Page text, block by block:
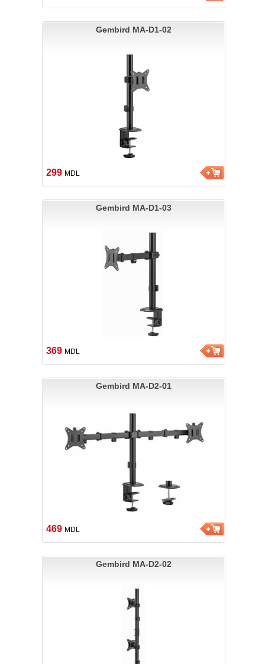
Gembird MA-D1-02
299 MDL
Gembird MA-D1-03
369 MDL
Gembird MA-D2-01
469 MDL
Gembird MA-D2-02